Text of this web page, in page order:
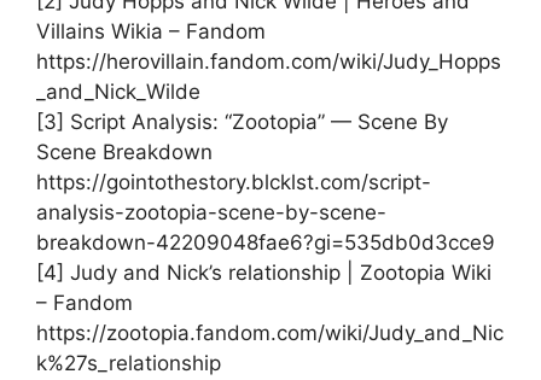
Villains Wikia – Fandom
https://herovillain.fandom.com/wiki/Judy_Hopps
_and_Nick_Wilde
[3] Script Analysis: “Zootopia” — Scene By
Scene Breakdown
https://gointothestory.blcklst.com/script-
analysis-zootopia-scene-by-scene-
breakdown-42209048fae6?gi=535db0d3cce9
[4] Judy and Nick’s relationship | Zootopia Wiki
– Fandom
https://zootopia.fandom.com/wiki/Judy_and_Nic
k%27s_relationship